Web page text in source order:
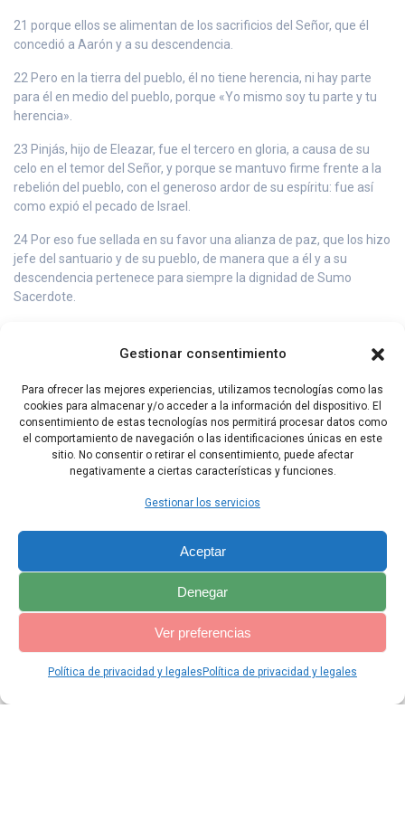
Gestionar consentimiento
Para ofrecer las mejores experiencias, utilizamos tecnologías como las
cookies para almacenar y/o acceder a la información del dispositivo. El
consentimiento de estas tecnologías nos permitirá procesar datos como
el comportamiento de navegación o las identificaciones únicas en este
sitio. No consentir o retirar el consentimiento, puede afectar
negativamente a ciertas características y funciones.
Gestionar los servicios
Aceptar
Denegar
Ver preferencias
Política de privacidad y legales Política de privacidad y legales
21 porque ellos se alimentan de los sacrificios del Señor, que él
concedió a Aarón y a su descendencia.
22 Pero en la tierra del pueblo, él no tiene herencia, ni hay parte
para él en medio del pueblo, porque «Yo mismo soy tu parte y tu
herencia».
23 Pinjás, hijo de Eleazar, fue el tercero en gloria, a causa de su
celo en el temor del Señor, y porque se mantuvo firme frente a la
rebelión del pueblo, con el generoso ardor de su espíritu: fue así
como expió el pecado de Israel.
24 Por eso fue sellada en su favor una alianza de paz, que los hizo
jefe del santuario y de su pueblo, de manera que a él y a su
descendencia pertenece para siempre la dignidad de Sumo
Sacerdote.
Judá; pero esa herencia real pasa del padre a uno solo de sus
26 Que el Señor ponga sabiduría en sus corazones para juzgar a
su pueblo con justicia, a fin de que no desaparezca su felicidad ni
su gloria por todas las generaciones.
Capítulo Anterior Capítulo Siguiente